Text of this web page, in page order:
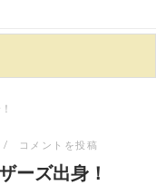
コメントを投稿
ーズ出身！